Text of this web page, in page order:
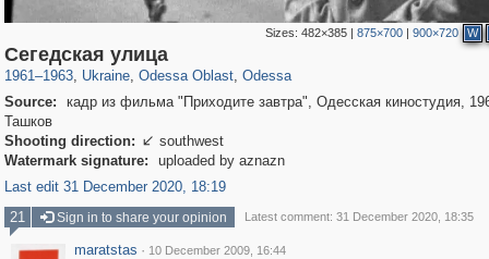
Sizes:482×385 |875×700 |900×720 W
Сегедская улица
1961–1963, Ukraine
135,329
, Odessa Oblast
10,529
, Odessa
Source:
кадр из фильма "Приходите завтра", Одесская киностудия,
Ташков
Shooting direction:  southwest
Watermark signature:
uploaded by aznazn
Last edit 31 December 2020, 18:19
21
Sign in to share your opinion Latest comment: 31 December 2020, 18:35
maratstas · 10 December 2009, 16:44